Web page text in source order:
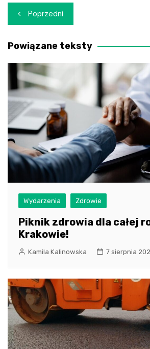
Nawigacja
wpisu
Poprzedni
Powiązane teksty
Wydarzenia Zdrowie
Piknik zdrowia dla całej
Krakowie!
Kamila Kalinowska 7 sierpnia